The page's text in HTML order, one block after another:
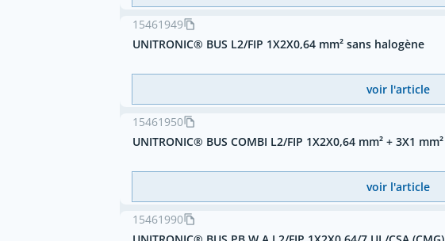
15461949
UNITRONIC® BUS L2/FIP 1X2X0,64 mm² sans halogène
voir l'article
15461950
UNITRONIC® BUS COMBI L2/FIP 1X2X0,64 mm² + 3X1 mm²
voir l'article
15461990